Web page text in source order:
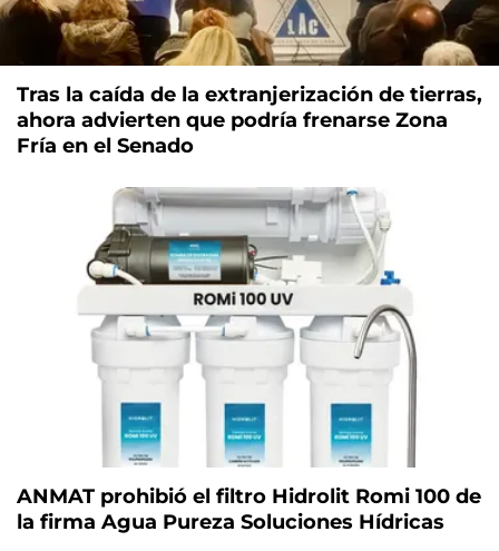
Tras la caída de la extranjerización de tierras,
ahora advierten que podría frenarse Zona
Fría en el Senado
ANMAT prohibió el filtro Hidrolit Romi 100 de
la firma Agua Pureza Soluciones Hídricas